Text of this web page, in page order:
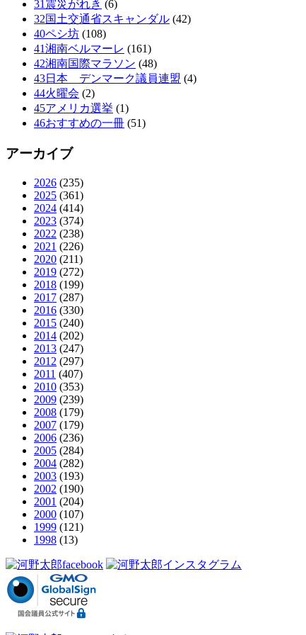
31震災がれき (6)
32国土交通省スキャンダル (42)
40ペシ坊 (108)
41湘南ベルマーレ (161)
42湘南国際マラソン (48)
43日本 デンマーク議員連盟 (4)
44火曜会 (2)
45アメリカ選挙 (1)
46おすすめの一冊 (51)
アーカイブ
2026 (235)
2025 (361)
2024 (414)
2023 (374)
2022 (238)
2021 (226)
2020 (211)
2019 (272)
2018 (199)
2017 (287)
2016 (330)
2015 (240)
2014 (202)
2013 (247)
2012 (297)
2011 (407)
2010 (353)
2009 (239)
2008 (179)
2007 (179)
2006 (236)
2005 (284)
2004 (282)
2003 (193)
2002 (190)
2001 (204)
2000 (107)
1999 (121)
1998 (13)